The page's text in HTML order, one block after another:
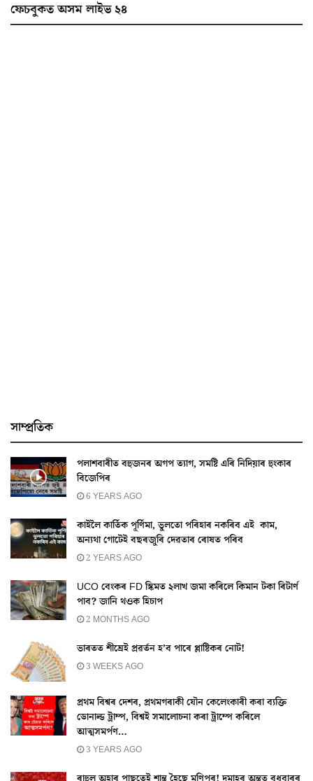
ফেচবুকত অসম লাইভ ২৪
সাম্প্ৰতিক
পলাশবাৰীত বহুজনৰ অগপ ত্যাগ, সমষ্টি এৰি নিদিয়াৰ হুংকাৰ
বিজেপিৰ
6 YEARS AGO
কাইলৈ কাৰ্তিক পূৰ্ণিমা, ভুলতো পৰিহাৰ নকৰিব এই কাম,
অন্যথা গোটেই বছৰজুৰি দেৱতাৰ ৰোষত পৰিব
2 YEARS AGO
UCO বেংকৰ FD স্কিমত ২লাখ জমা কৰিলে কিমান টকা ৰিটাৰ্ণ
পাব? জানি থওক হিচাপ
2 MONTHS AGO
ভাৰতত শীঘ্ৰেই প্ৰৱৰ্তন হ’ব পাৰে প্লাষ্টিকৰ নোট!
3 WEEKS AGO
প্ৰথম বিশ্বৰ দেশৰ, প্ৰথমগৰাকী যৌন কেলেংকাৰী কৰা ব্যক্তি
ডোনাল্ড ট্ৰাম্প, বিশ্বই সমালোচনা কৰা ট্ৰাম্পে কৰিলে
আত্মসমৰ্পণ…
3 YEARS AGO